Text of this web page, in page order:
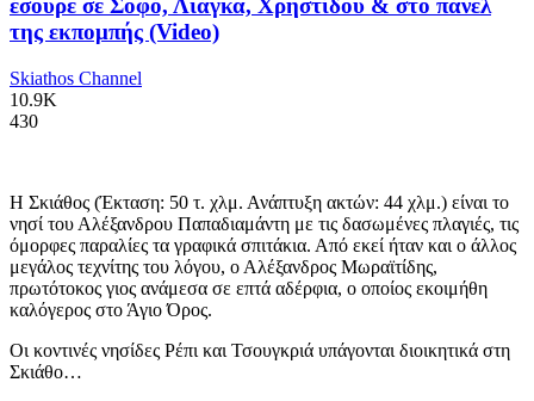
έσουρε σε Σοφό, Λιάγκα, Χρηστίδου & στο πάνελ
της εκπομπής (Video)
Skiathos Channel
10.9K
430
Η Σκιάθος (Έκταση: 50 τ. χλμ. Ανάπτυξη ακτών: 44 χλμ.) είναι το
νησί του Αλέξανδρου Παπαδιαμάντη με τις δασωμένες πλαγιές, τις
όμορφες παραλίες τα γραφικά σπιτάκια. Από εκεί ήταν και ο άλλος
μεγάλος τεχνίτης του λόγου, ο Αλέξανδρος Μωραϊτίδης,
πρωτότοκος γιος ανάμεσα σε επτά αδέρφια, ο οποίος εκοιμήθη
καλόγερος στο Άγιο Όρος.
Οι κοντινές νησίδες Ρέπι και Τσουγκριά υπάγονται διοικητικά στη
Σκιάθο…